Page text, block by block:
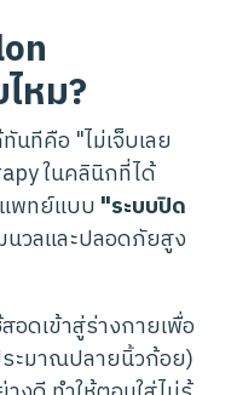
หม?
ทีคือ "ไม่เจ็บเลย
ในคลินิกที่ได้
แพทย์แบบ "ระบบปิด
วลและปลอดภัยสูง
อดเข้าสู่ร่างกายเพื่อ
ะมาณปลายนิ้วก้อย)